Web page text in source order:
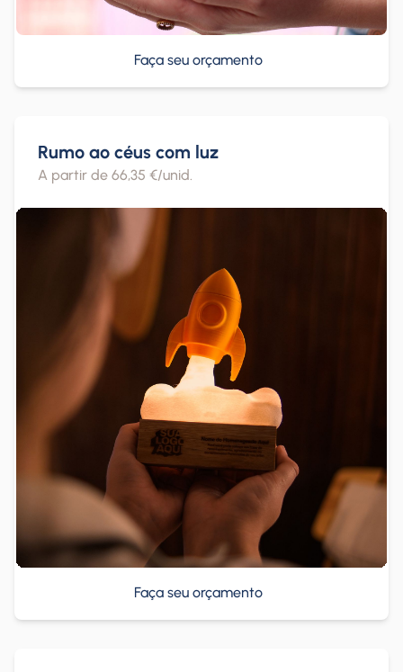
Faça seu orçamento
Rumo ao céus com luz
A partir de 66,35 €/unid.
Faça seu orçamento